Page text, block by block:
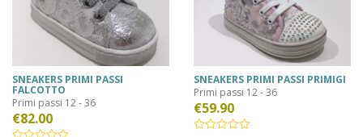
SNEAKERS PRIMI PASSI
FALCOTTO
Primi passi 12 - 36
€82.00
SNEAKERS PRIMI PASSI PRIMIGI
Primi passi 12 - 36
€59.90